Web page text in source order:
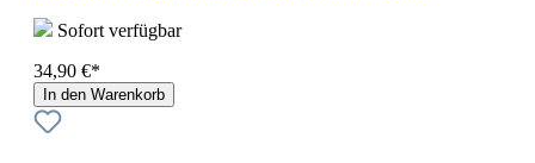
Sofort verfügbar
34,90 €*
In den Warenkorb